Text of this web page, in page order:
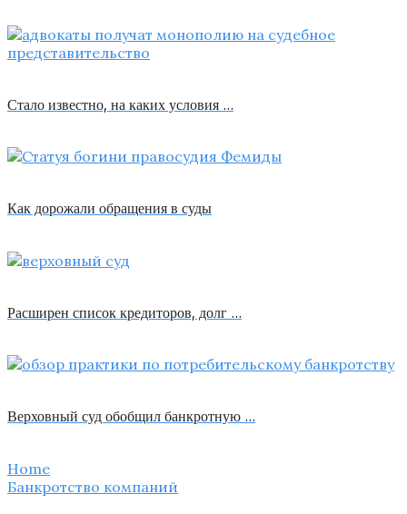
Стало известно, на каких условия …
Как дорожали обращения в суды
Расширен список кредиторов, долг …
Верховный суд обобщил банкротную …
Home
Банкротство компаний